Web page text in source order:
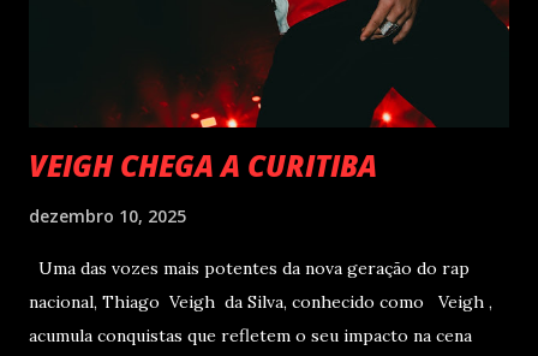
VEIGH CHEGA A CURITIBA
dezembro 10, 2025
Uma das vozes mais potentes da nova geração do rap
nacional, Thiago Veigh da Silva, conhecido como Veigh ,
acumula conquistas que refletem o seu impacto na cena